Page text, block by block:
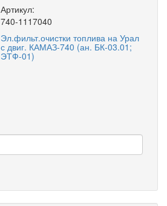
Артикул:
740-1117040
Эл.фильт.очистки топлива на Урал
с двиг. КАМАЗ-740 (ан. БК-03.01;
ЭТФ-01)